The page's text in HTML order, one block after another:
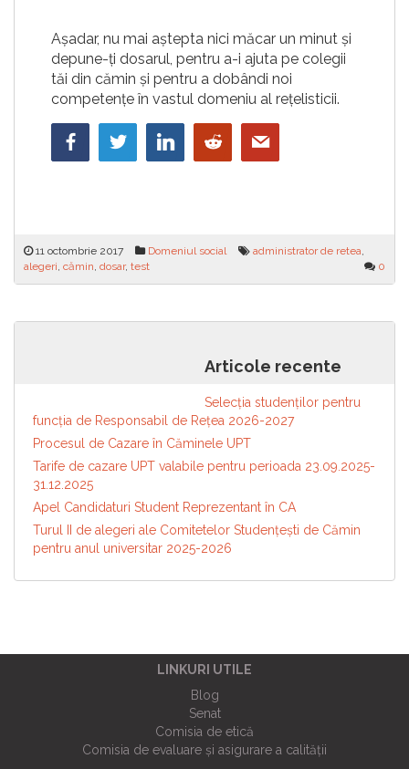
Așadar, nu mai aștepta nici măcar un minut și
depune-ți dosarul, pentru a-i ajuta pe colegii
tăi din cămin și pentru a dobândi noi
competențe în vastul domeniu al rețelisticii.
11 octombrie 2017 Domeniul social administrator de retea,
alegeri, cămin, dosar, test 0
Navigare
Articole recente
Selecția studenților pentru
funcția de Responsabil de Reţea 2026-2027
Procesul de Cazare în Căminele UPT
Tarife de cazare UPT valabile pentru perioada 23.09.2025-
31.12.2025
Apel Candidaturi Student Reprezentant în CA
Turul II de alegeri ale Comitetelor Studențești de Cămin
pentru anul universitar 2025-2026
LINKURI UTILE
Blog
Senat
Comisia de etică
Comisia de evaluare și asigurare a calității